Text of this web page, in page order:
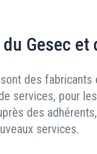
Gesec et
des
services, pour les
des
services.